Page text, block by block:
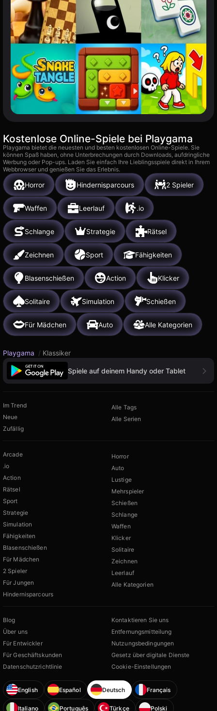
Kostenlose Online-Spiele bei Playgama
Playgama bietet die neuesten und besten kostenlosen Online-Spiele. Sie
können Spaß haben, ohne Unterbrechungen durch Downloads, aufdringliche
Werbung oder Pop-ups. Laden Sie einfach Ihre Lieblingsspiele direkt in Ihrem
Webbrowser und genießen Sie das Erlebnis.
Horror Hindernisparcours 2 Spieler
Waffen Leerlauf .io
Schlange Strategie Rätsel
Zeichnen Sport Fähigkeiten
Blasenschießen Action Klicker
Solitaire Simulation Schießen
Für Mädchen Auto Alle Kategorien
Playgama / Klassiker
Spiele auf deinem Handy oder Tablet
Im Trend
Neue
Zufällig
Alle Tags
Alle Serien
Arcade
.io
Action
Rätsel
Sport
Strategie
Simulation
Fähigkeiten
Blasenschießen
Für Mädchen
2 Spieler
Für Jungen
Hindernisparcours
Horror
Auto
Lustige
Mehrspieler
Schießen
Schlange
Waffen
Klicker
Solitaire
Zeichnen
Leerlauf
Alle Kategorien
Blog
Über uns
Für Entwickler
Für Geschäftskunden
Datenschutzrichtlinie
Kontaktieren Sie uns
Entfernungsmitteilung
Nutzungsbedingungen
Gesetz über digitale Dienste
Cookie-Einstellungen
English Español Deutsch Français
Italiano Português Türkçe Polski